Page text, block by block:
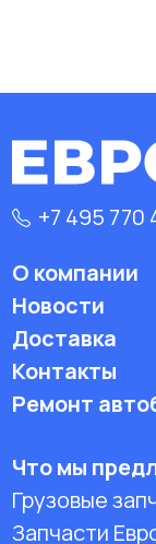
+7 495 770
О компании
Новости
Доставка
Контакты
Ремонт
Что мы
Грузовые
Запчасти